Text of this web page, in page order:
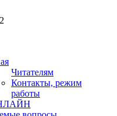
Читателям
Контакты, режим
работы